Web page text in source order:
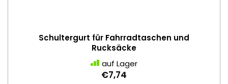
Schultergurt für Fahrradtaschen und
Rucksäcke
auf Lager
€7,74